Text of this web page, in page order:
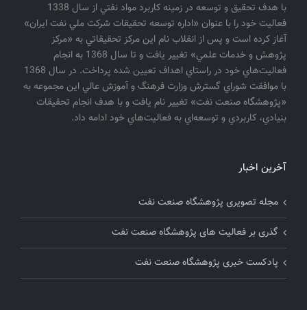
با هدف تحقيق و توسعه در زمينه كاربرد مواد نفتي از سال 1338
فعاليت خود را با عنوان «اداره توسعه تحقيقات شركت ملي نفت ايران»
آغاز كرده است و پس از انقلاب نام اين مركز تحقيقاتي به «مركز
پژوهش و خدمات علمي» تغيير يافت و تا سال 1368 به انجام
فعاليت‌هاي خود در راستاي اهداف تعيين شده پرداخت. در سال 1368
با موافقت شوراي گسترش وزارت فرهنگ و آموزش عالي اين مجموعه به
«پژوهشگاه صنعت نفت» تغيير نام يافت و با هدف انجام تحقيقات
بنيادي، كاربردي و توسعه‌اي به فعاليت‌هاي خود ادامه داد.
آخرین اخبار
مجله تصویری پژوهشگاه صنعت نفت
گذری بر فعالیت های پژوهشگاه صنعت نفت
پادکست خبری پژوهشگاه صنعت نفت